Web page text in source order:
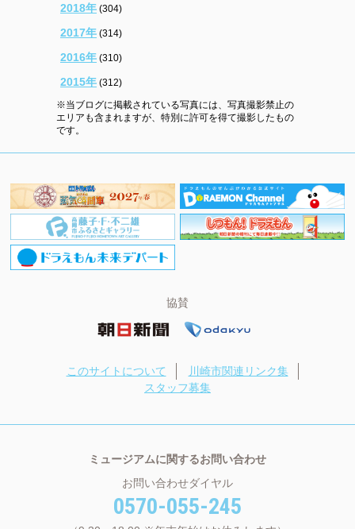
2018年 (304)
2017年 (314)
2016年 (310)
2015年 (312)
※当ブログに掲載されている写真には、写真撮影禁止の
エリアも含まれますが、特別に許可を得て撮影したもの
です。
協賛
このサイトについて
川崎市関連リンク集
スタッフ募集
ミュージアムに関するお問い合わせ
お問い合わせダイヤル
0570-055-245